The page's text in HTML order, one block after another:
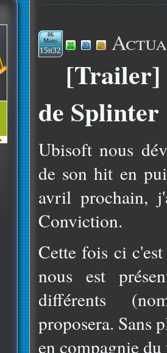
06
Mars
15h32
[Trailer]
de
Ubisoft nous
de son hit en
avril prochain,
Conviction.
Cette fois ci
nous est
différents
proposera. Sans
en compagnie du